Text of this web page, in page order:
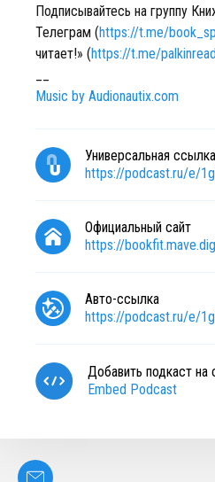
Подписывайтесь на группу
Телеграм (https://t.me/
читает!» (https://t.me/
Music by Audionautix.com
Универсальная ссылка
https://podcast.ru/e/
Официальный сайт
https://
Авто-ссылка
https://podcast.ru/e/
Добавить подкаст на
Embed Podcast